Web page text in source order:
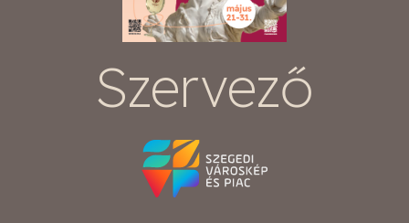
Szervező